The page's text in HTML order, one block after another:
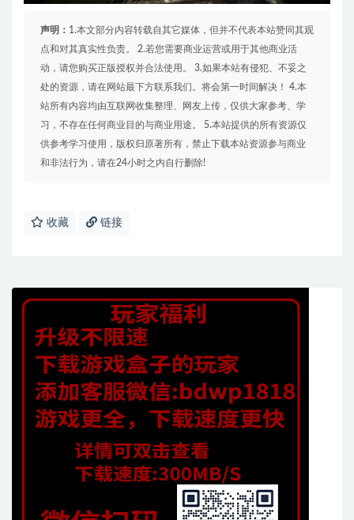
声明： 1.本文部分内容转载自其它媒体，但并不代表本站赞同其观
点和对其真实性负责。 2.若您需要商业运营或用于其他商业活
动，请您购买正版授权并合法使用。 3.如果本站有侵犯、不妥之
处的资源，请在网站最下方联系我们。将会第一时间解决！ 4.本
站所有内容均由互联网收集整理、网友上传，仅供大家参考、学
习，不存在任何商业目的与商业用途。 5.本站提供的所有资源仅
供参考学习使用，版权归原著所有，禁止下载本站资源参与商业
和非法行为，请在24小时之内自行删除!
收藏 链接